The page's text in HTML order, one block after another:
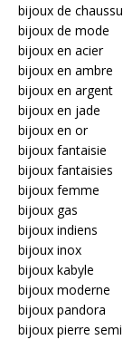
bijoux de
bijoux de mode
bijoux en acier
bijoux en ambre
bijoux en argent
bijoux en jade
bijoux en or
bijoux fantaisie
bijoux fantaisies
bijoux femme
bijoux gas
bijoux indiens
bijoux inox
bijoux kabyle
bijoux moderne
bijoux pandora
bijoux pierre